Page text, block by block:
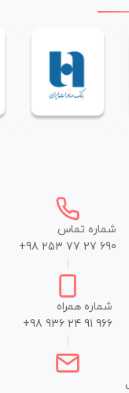
شماره تماس
+98 253 77 27 690
شماره همراه
+98 936 24 91 966